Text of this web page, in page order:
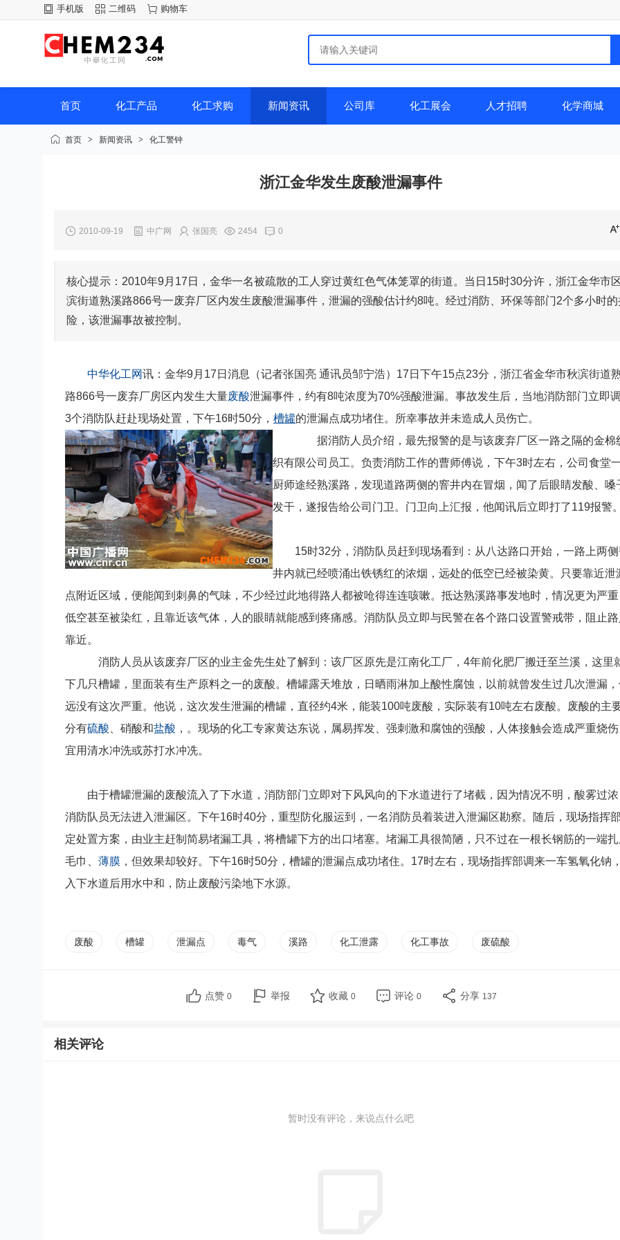
手机版 二维码 购物车
首页 化工产品 化工求购 新闻资讯 公司库 化工展会 人才招聘 化学商城
首页 > 新闻资讯 > 化工警钟
浙江金华发生废酸泄漏事件
2010-09-19 中广网 张国亮 2454 0
核心提示：2010年9月17日，金华一名被疏散的工人穿过黄红色气体笼罩的街道。当日15时30分许，浙江金华市
滨街道熟溪路866号一废弃厂区内发生废酸泄漏事件，泄漏的强酸估计约8吨。经过消防、环保等部门2个多小时的
险，该泄漏事故被控制。
中华化工网讯：金华9月17日消息（记者张国亮 通讯员邹宁浩）17日下午15点23分，浙江省金华市秋滨街道
路866号一废弃厂房区内发生大量废酸泄漏事件，约有8吨浓度为70%强酸泄漏。事故发生后，当地消防部门立即
3个消防队赶赴现场处置，下午16时50分， 槽罐的泄漏点成功堵住。所幸事故并未造成人员伤亡。
据消防人员介绍，最先报警的是与该废弃厂区一路之隔的金棉
织有限公司员工。负责消防工作的曹师傅说，下午3时左右，公司食堂
厨师途经熟溪路，发现道路两侧的窨井内在冒烟，闻了后眼睛发酸、嗓
发干，遂报告给公司门卫。门卫向上汇报，他闻讯后立即打了119报警
15时32分，消防队员赶到现场看到：从八达路口开始，一路上两
井内就已经喷涌出铁锈红的浓烟，远处的低空已经被染黄。只要靠近泄
点附近区域，便能闻到刺鼻的气味，不少经过此地得路人都被呛得连连咳嗽。抵达熟溪路事发地时，情况更为严
低空甚至被染红，且靠近该气体，人的眼睛就能感到疼痛感。消防队员立即与民警在各个路口设置警戒带，阻止
靠近。
消防人员从该废弃厂区的业主金先生处了解到：该厂区原先是江南化工厂，4年前化肥厂搬迁至兰溪，这里
下几只槽罐，里面装有生产原料之一的废酸。槽罐露天堆放，日晒雨淋加上酸性腐蚀，以前就曾发生过几次泄漏
远没有这次严重。他说，这次发生泄漏的槽罐，直径约4米，能装100吨废酸，实际装有10吨左右废酸。废酸的主
分有硫酸 、硝酸和盐酸 ，。现场的化工专家黄达东说，属易挥发、强刺激和腐蚀的强酸，人体接触会造成严重烧
宜用清水冲洗或苏打水冲冼。
由于槽罐泄漏的废酸流入了下水道，消防部门立即对下风风向的下水道进行了堵截，因为情况不明，酸雾过
消防队员无法进入泄漏区。下午16时40分，重型防化服运到，一名消防员着装进入泄漏区勘察。随后，现场指挥
定处置方案，由业主赶制简易堵漏工具，将槽罐下方的出口堵塞。堵漏工具很简陋，只不过在一根长钢筋的一端
毛巾、 薄膜 ，但效果却较好。下午16时50分，槽罐的泄漏点成功堵住。17时左右，现场指挥部调来一车氢氧化钠
入下水道后用水中和，防止废酸污染地下水源。
废酸 槽罐 泄漏点 毒气 溪路 化工泄露 化工事故 废硫酸
点赞 0 举报 收藏 0 评论 0 分享 137
相关评论
暂时没有评论，来说点什么吧